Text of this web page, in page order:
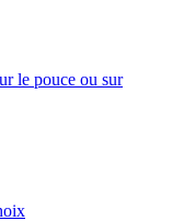
le pouce ou sur